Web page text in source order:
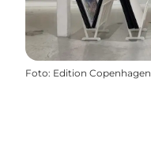
Foto: Edition Copenhagen